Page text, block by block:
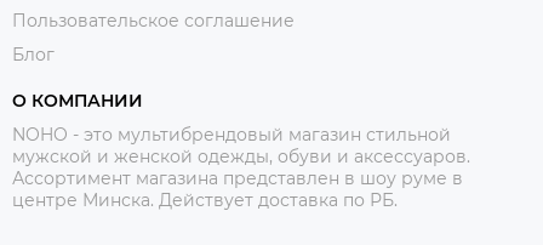
Пользовательское соглашение
Блог
О КОМПАНИИ
NOHO - это мультибрендовый магазин стильной
мужской и женской одежды, обуви и аксессуаров.
Ассортимент магазина представлен в шоу руме в
центре Минска. Действует доставка по РБ.